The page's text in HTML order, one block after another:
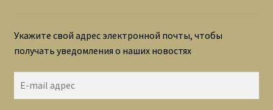
Укажите свой адрес электронной почты, чтобы
получать уведомления о наших новостях